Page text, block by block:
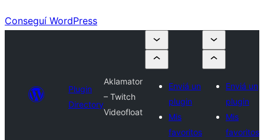
Conseguí WordPress
Plugin
Directory
Aklamator
– Twitch
Videofloat
Enviá un
plugin
Mis
favoritos
Enviá un
plugin
Mis
favoritos